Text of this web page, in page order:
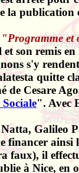
la publication
"Programme
son remis
s'y
quitte
de Cesare
". Avec
Natta, Galileo
financer
faux), il
à Nice, en